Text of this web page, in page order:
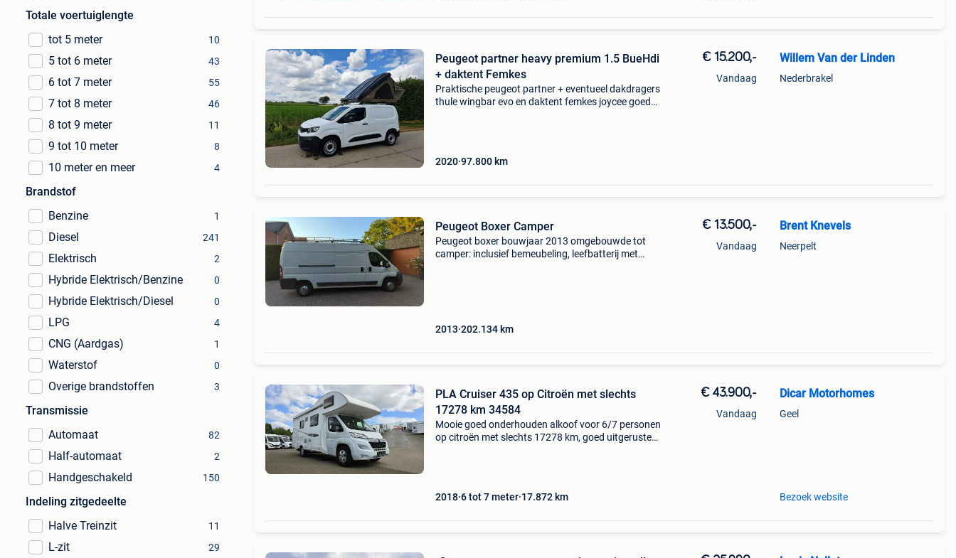
Totale voertuiglengte
tot 5 meter
10
5 tot 6 meter 43
6 tot 7 meter 55
7 tot 8 meter 46
8 tot 9 meter 11
9 tot 10 meter 8
10 meter en meer 4
Brandstof
Benzine
1
Diesel 241
Elektrisch 2
Hybride Elektrisch/Benzine 0
Hybride Elektrisch/Diesel 0
LPG 4
CNG (Aardgas) 1
Waterstof 0
Overige brandstoffen 3
Transmissie
Automaat
82
Half-automaat 2
Handgeschakeld 150
Indeling zitgedeelte
Halve Treinzit
11
L-zit 29
Peugeot partner heavy premium 1.5 BueHdi
+ daktent Femkes
Praktische peugeot partner + eventueel dakdragers
thule wingbar evo en daktent femkes joycee goed
2020 97.800 km
€ 15.200,-
Vandaag
Willem Van der Linden
Nederbrakel
Peugeot Boxer Camper
Peugeot boxer bouwjaar 2013 omgebouwde tot
camper: inclusief bemeubeling, leefbatterij met
2013 202.134 km
€ 13.500,-
Vandaag
Brent Knevels
Neerpelt
PLA Cruiser 435 op Citroën met slechts
17278 km 34584
Mooie goed onderhouden alkoof voor 6/7 personen
op citroën met slechts 17278 km, goed uitgeruste
2018 6 tot 7 meter 17.872 km
€ 43.900,-
Vandaag
Dicar Motorhomes
Geel
Bezoek website